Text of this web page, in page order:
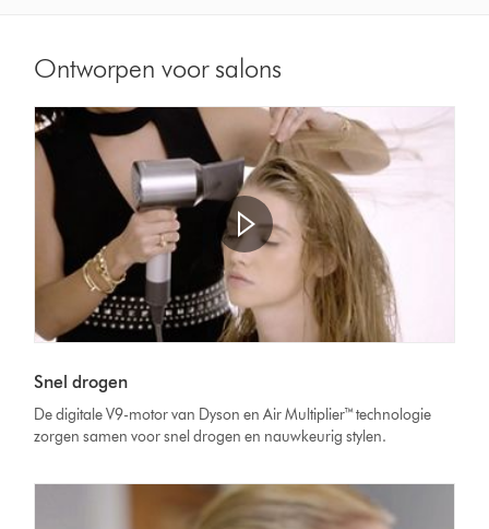
Ontworpen voor salons
Snel drogen
De digitale V9-motor van Dyson en Air Multiplier™ technologie
zorgen samen voor snel drogen en nauwkeurig stylen.